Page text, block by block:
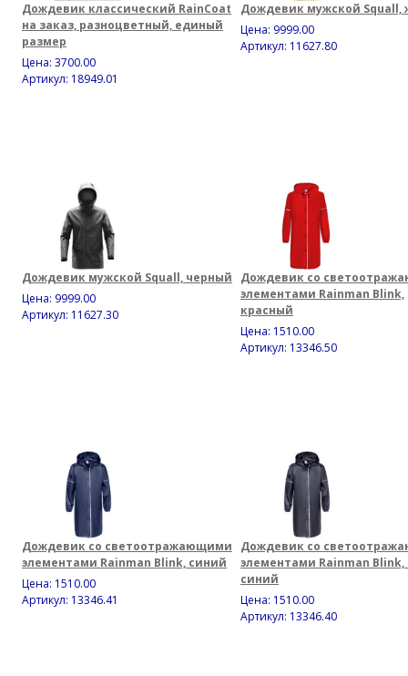
Дождевик классический RainCoat
на заказ, разноцветный, единый
размер
Цена: 3700.00
Артикул: 18949.01
Дождевик мужской Squall,
Цена: 9999.00
Артикул: 11627.80
Дождевик мужской Squall, черный
Цена: 9999.00
Артикул: 11627.30
Дождевик со
элементами Rainman Blink,
красный
Цена: 1510.00
Артикул: 13346.50
Дождевик со светоотражающими
элементами Rainman Blink, синий
Цена: 1510.00
Артикул: 13346.41
Дождевик со
элементами Rainman
синий
Цена: 1510.00
Артикул: 13346.40